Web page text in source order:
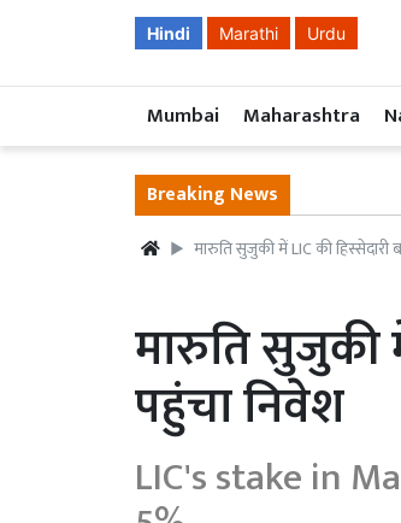
Hindi Marathi Urdu
Mumbai Maharashtra
Breaking News
मारुति सुजुकी में LIC की हिस्सेदारी
मारुति सुजुकी
पहुंचा निवेश
LIC's stake in